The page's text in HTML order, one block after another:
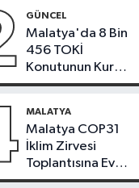
GÜNCEL
Malatya'da 8 Bin
456 TOKİ
Konutunun Kurası
Bugün Çekiliyor
MALATYA
Malatya COP31
İklim Zirvesi
Toplantısına Ev
Sahipliği Yaptı